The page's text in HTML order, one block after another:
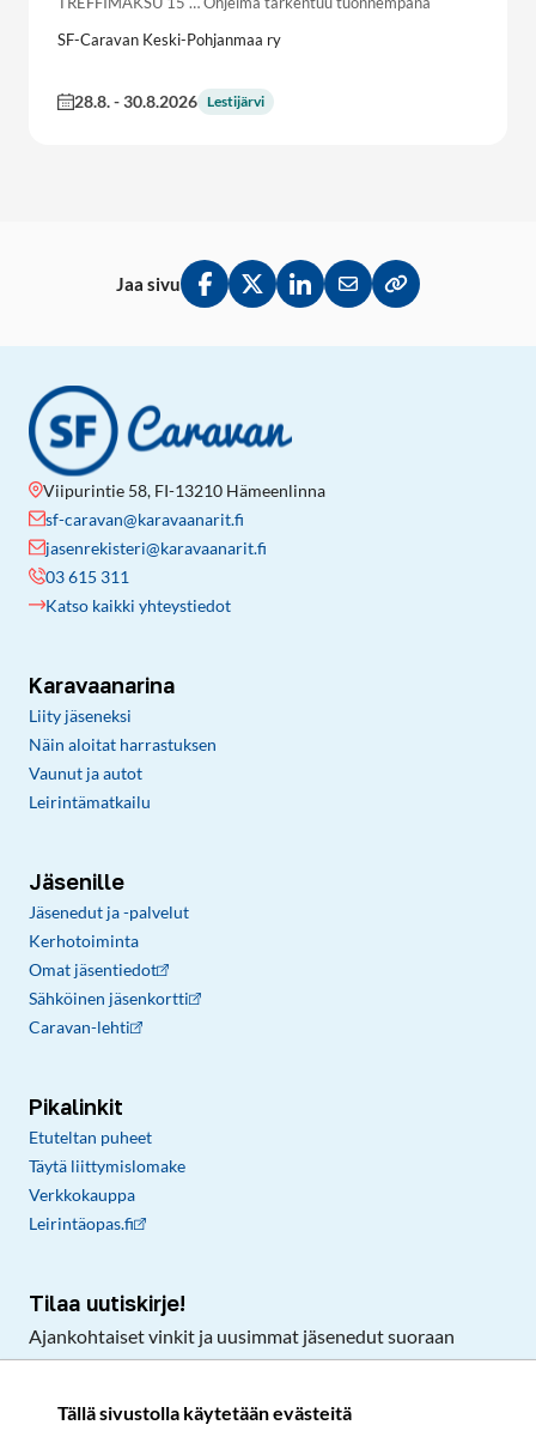
Tällä sivustolla käytetään evästeitä
SF-Caravan Keski-Pohjanmaa ry
28.8.-30.8.2026 Lestijärvi
Jaa sivu
Jaa Facebookissa
Jaa Twitterissä
Jaa LinkedInissä
Jaa sähköpostitse
Kopioi linkki
Viipurintie 58, FI-13210 Hämeenlinna
sf-caravan@karavaanarit.fi
jasenrekisteri@karavaanarit.fi
03 615 311
Katso kaikki yhteystiedot
Karavaanarina
Liity jäseneksi
Näin aloitat harrastuksen
Vaunut ja autot
Leirintämatkailu
Jäsenille
Jäsenedut ja -palvelut
Kerhotoiminta
Omat jäsentiedot
Sähköinen jäsenkortti
Caravan-lehti
Pikalinkit
Etuteltan puheet
Täytä liittymislomake
Verkkokauppa
Leirintäopas.fi
Tilaa uutiskirje!
Ajankohtaiset vinkit ja uusimmat jäsenedut suoraan